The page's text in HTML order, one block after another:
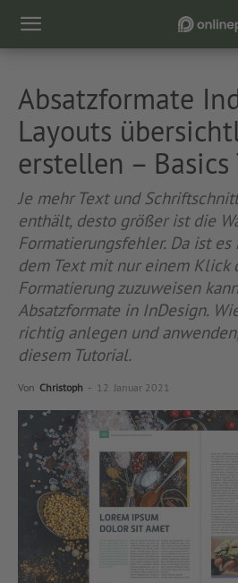
Absatzformate
Layouts
erstellen –
Je mehr Text und
enthält, desto größer ist die
Formatierungsfehler. Da ist
dem Text mit nur einem Klick
Formatierung zuzuweisen
Absatzformate in InDesign.
richtig anlegen und
diesem Tutorial.
Von Christoph - 12. Januar 2021